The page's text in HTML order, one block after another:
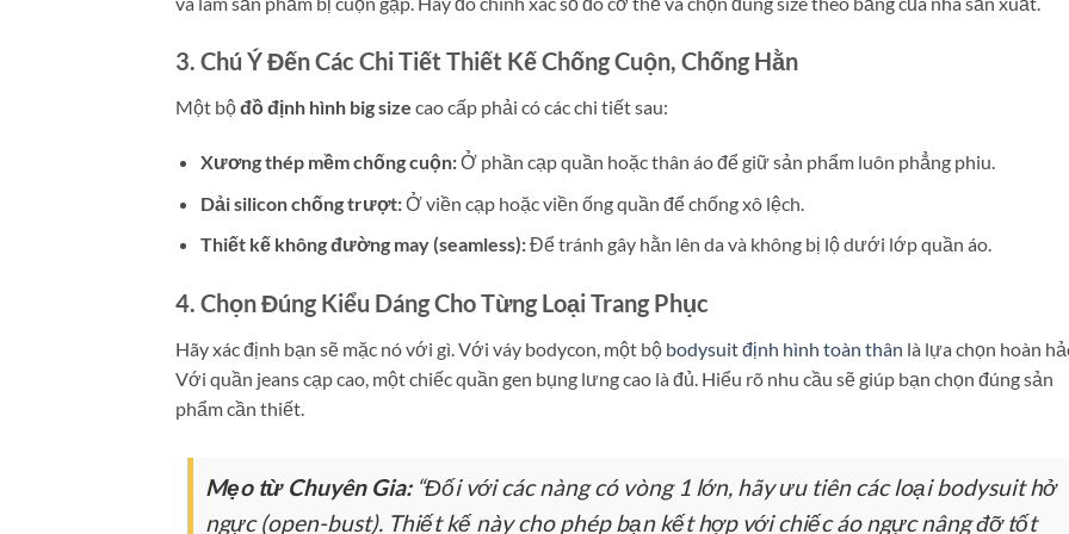
3. Chú Ý Đến Các Chi Tiết Thiết Kế Chống Cuộn, Chống Hằn
Một bộđồ định hình big size cao cấp phải có các chi tiết sau:
Xương thép mềm chống cuộn:Ở phần cạp quần hoặc thân áo để giữ sản phẩm luôn phẳng phiu.
Dải silicon chống trượt:Ở viền cạp hoặc viền ống quần để chống xô lệch.
Thiết kế không đường may (seamless):Để tránh gây hằn lên da và không bị lộ dưới lớp quần áo.
4. Chọn Đúng Kiểu Dáng Cho Từng Loại Trang Phục
Hãy xác định bạn sẽ mặc nó với gì. Với váy bodycon, một bộ bodysuit định hình toàn thân là lựa chọn hoàn
Với quần jeans cạp cao, một chiếc quần gen bụng lưng cao là đủ. Hiểu rõ nhu cầu sẽ giúp bạn chọn đúng sản
phẩm cần thiết.
Mẹo từ Chuyên Gia:“Đối với các nàng có vòng 1 lớn, hãy ưu tiên các loại bodysuit hở
ngực (open-bust). Thiết kế này cho phép bạn kết hợp với chiếc áo ngực nâng đỡ tốt